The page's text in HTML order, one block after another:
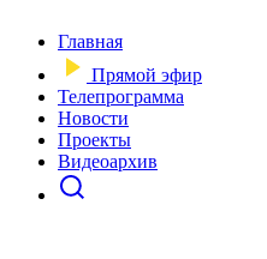
Главная
Прямой эфир
Телепрограмма
Новости
Проекты
Видеоархив